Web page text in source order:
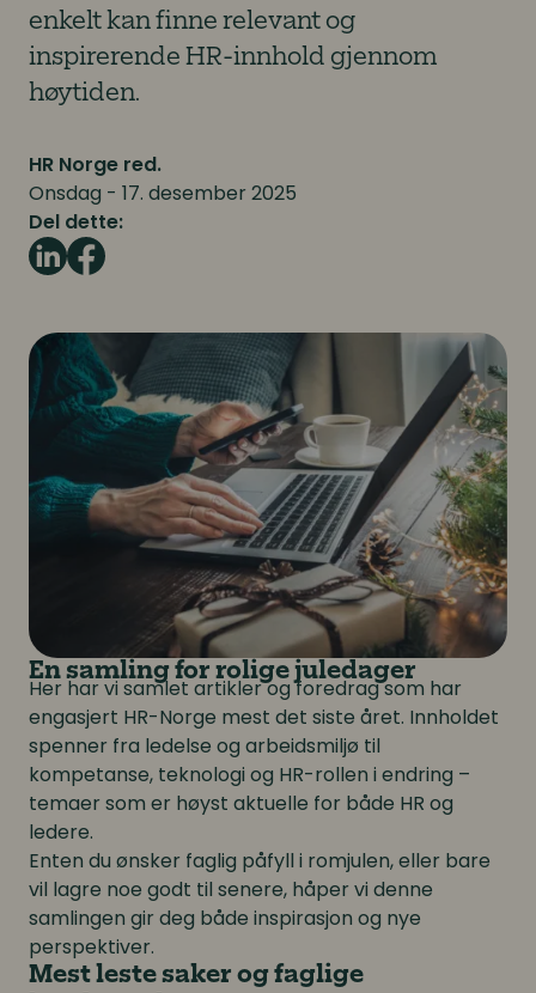
enkelt kan finne relevant og
inspirerende HR-innhold gjennom
høytiden.
HR Norge red.
Onsdag - 17. desember 2025
Del dette:
En samling for rolige juledager
Her har vi samlet artikler og foredrag som har
engasjert HR-Norge mest det siste året. Innholdet
spenner fra ledelse og arbeidsmiljø til
kompetanse, teknologi og HR-rollen i endring –
temaer som er høyst aktuelle for både HR og
ledere.
Enten du ønsker faglig påfyll i romjulen, eller bare
vil lagre noe godt til senere, håper vi denne
samlingen gir deg både inspirasjon og nye
perspektiver.
Mest leste saker og faglige